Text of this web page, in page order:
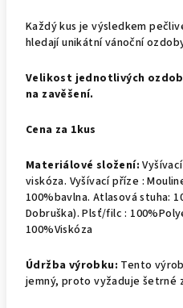
Každý kus je výsledkem
hledají unikátní vánoční
Velikost jednotlivých ozdob
na zavěšení.
Cena za 1kus
Materiálové složení:
viskóza. Vyšívací příze :
100%bavlna. Atlasová stuha:
Dobruška). Plsť/filc :
100%Viskóza
Údržba výrobku: Tento
jemný, proto vyžaduje šetrné